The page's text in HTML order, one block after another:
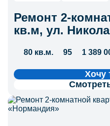
Ремонт 2-
кв.м, ул.
80 кв.м. 95 1 389
Хочу